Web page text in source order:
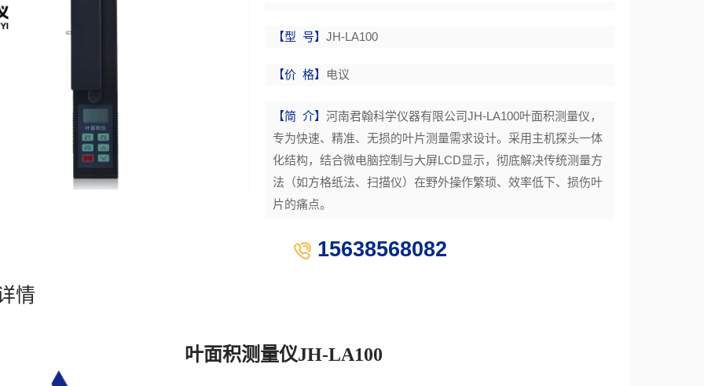
【型 号】 JH-LA100
【价 格】 电议
【简 介】 河南君翰科学仪器有限公司JH-LA100叶面积测量仪​，
专为快速、精准、无损的叶片测量需求设计。采用主机探头一体
化结构，结合微电脑控制与大屏LCD显示，彻底解决传统测量方
法（如方格纸法、扫描仪）在野外操作繁琐、效率低下、损伤叶
片的痛点。
15638568082
情
叶面积测量仪JH-LA100